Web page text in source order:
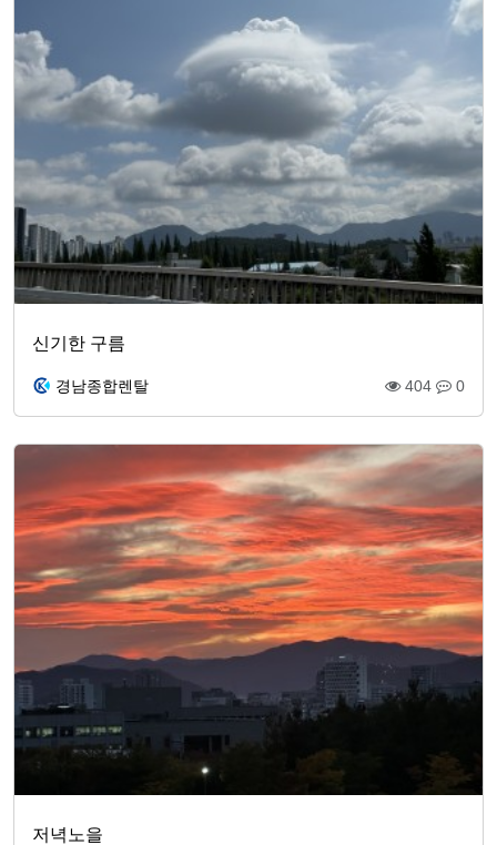
신기한 구름
경남종합렌탈 404 0
저녁노을